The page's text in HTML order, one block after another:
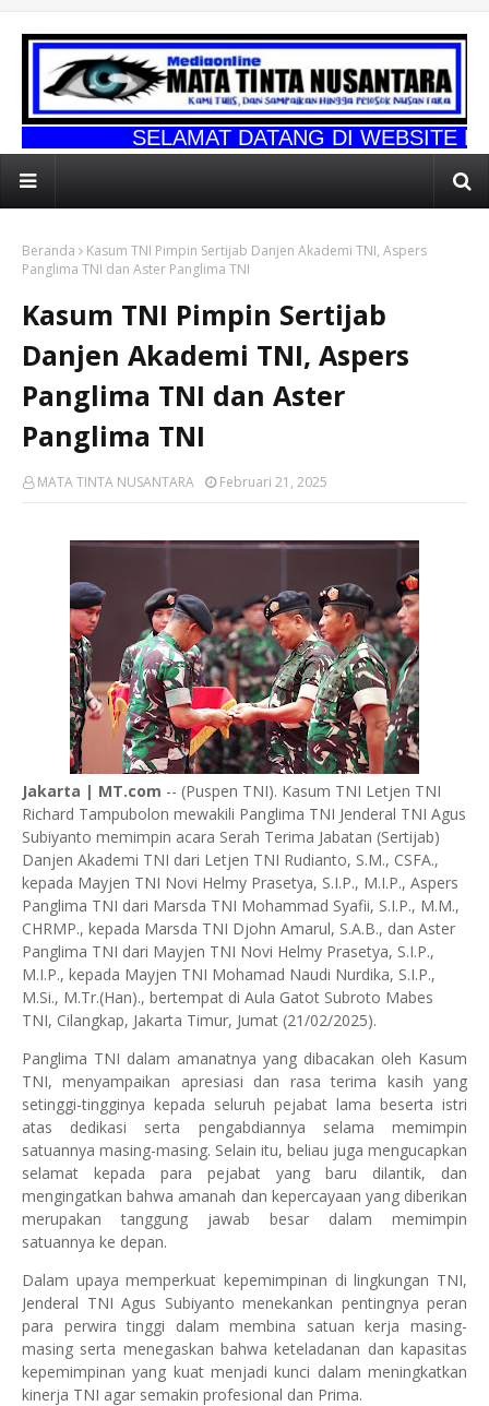
DATANG DI WEBSITE RESMI MATA
Beranda
Kasum TNI Pimpin Sertijab Danjen Akademi TNI, Aspers
Panglima TNI dan Aster Panglima TNI
Kasum TNI Pimpin Sertijab
Danjen Akademi TNI, Aspers
Panglima TNI dan Aster
Panglima TNI
MATA TINTA NUSANTARA Februari 21, 2025
Jakarta | MT.com -- (Puspen TNI). Kasum TNI Letjen TNI
Richard Tampubolon mewakili Panglima TNI Jenderal TNI Agus
Subiyanto memimpin acara Serah Terima Jabatan (Sertijab)
Danjen Akademi TNI dari Letjen TNI Rudianto, S.M., CSFA.,
kepada Mayjen TNI Novi Helmy Prasetya, S.I.P., M.I.P., Aspers
Panglima TNI dari Marsda TNI Mohammad Syafii, S.I.P., M.M.,
CHRMP., kepada Marsda TNI Djohn Amarul, S.A.B., dan Aster
Panglima TNI dari Mayjen TNI Novi Helmy Prasetya, S.I.P.,
M.I.P., kepada Mayjen TNI Mohamad Naudi Nurdika, S.I.P.,
M.Si., M.Tr.(Han)., bertempat di Aula Gatot Subroto Mabes
TNI, Cilangkap, Jakarta Timur, Jumat (21/02/2025).
Panglima TNI dalam amanatnya yang dibacakan oleh Kasum
TNI, menyampaikan apresiasi dan rasa terima kasih yang
setinggi-tingginya kepada seluruh pejabat lama beserta istri
atas dedikasi serta pengabdiannya selama memimpin
satuannya masing-masing. Selain itu, beliau juga mengucapkan
selamat kepada para pejabat yang baru dilantik, dan
mengingatkan bahwa amanah dan kepercayaan yang diberikan
merupakan tanggung jawab besar dalam memimpin
satuannya ke depan.
Dalam upaya memperkuat kepemimpinan di lingkungan TNI,
Jenderal TNI Agus Subiyanto menekankan pentingnya peran
para perwira tinggi dalam membina satuan kerja masing-
masing serta menegaskan bahwa keteladanan dan kapasitas
kepemimpinan yang kuat menjadi kunci dalam meningkatkan
kinerja TNI agar semakin profesional dan Prima.